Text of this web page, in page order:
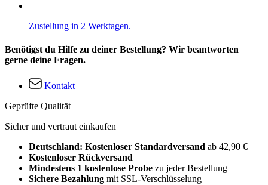
Zustellung in 2 Werktagen.
Benötigst du Hilfe zu deiner Bestellung? Wir beantworten
gerne deine Fragen.
Kontakt
Geprüfte Qualität
Sicher und vertraut einkaufen
Deutschland: Kostenloser Standardversand ab 42,90 €
Kostenloser Rückversand
Mindestens 1 kostenlose Probe zu jeder Bestellung
Sichere Bezahlung mit SSL-Verschlüsselung